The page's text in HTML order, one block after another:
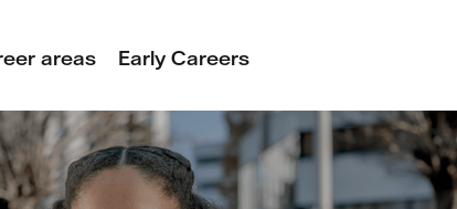
areas Early Careers